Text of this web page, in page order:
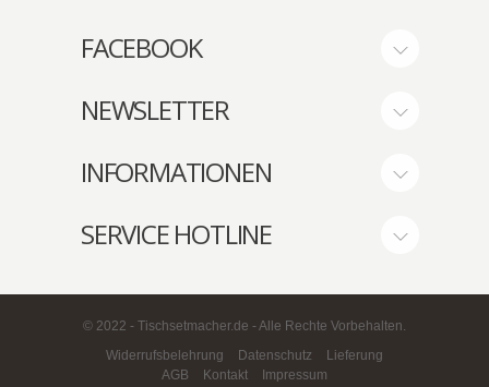
FACEBOOK
NEWSLETTER
INFORMATIONEN
SERVICE HOTLINE
© 2022 - Tischsetmacher.de - Alle Rechte Vorbehalten.
Widerrufsbelehrung
Datenschutz
Lieferung
AGB
Kontakt Impressum